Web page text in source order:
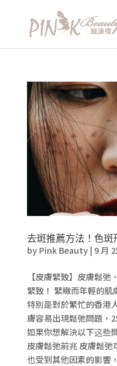
去斑推薦方法！色
by Pink Beauty| 9 月
【皮膚緊致】皮膚鬆
緊致！ 緊緻而年輕的肌
特別是對於繁忙的香港
膚容易出現鬆弛問題
如果你想解決以下这些
皮膚鬆弛前兆 皮膚鬆
也受到其他因素的影響